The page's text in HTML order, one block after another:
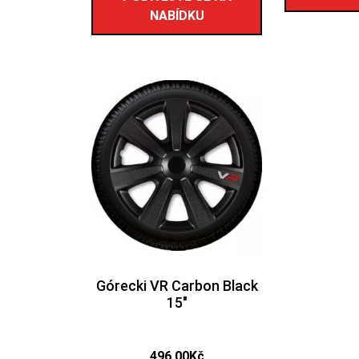
NABÍDKU
Górecki VR Carbon Black
15″
496,00Kč